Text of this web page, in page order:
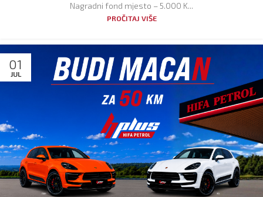
Nagradni fond mjesto – 5.000 K...
PROČITAJ VIŠE
01
JUL